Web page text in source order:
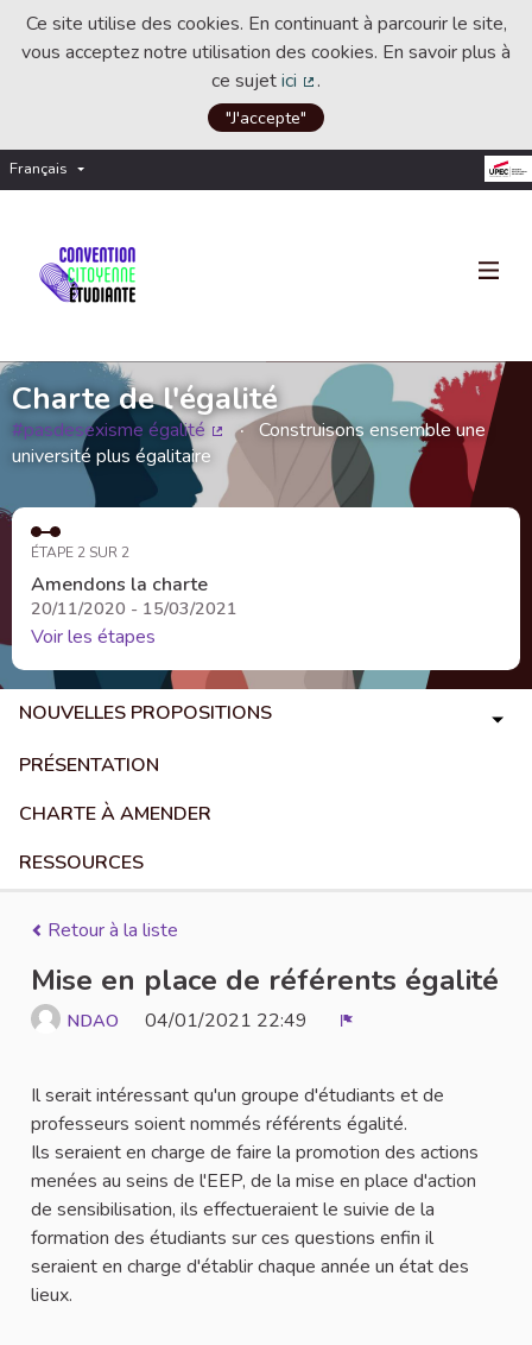
Ce site utilise des cookies. En continuant à parcourir le site,
vous acceptez notre utilisation des cookies. En savoir plus à
ce sujetici
(Lien externe)
.
"J'accepte"
Français Choisir la langue
Charte de l'égalité
#pasdesexisme égalité
(Lien externe)
Construisons ensemble une
université plus égalitaire
ÉTAPE 2 SUR 2
Amendons la charte
20/11/2020 - 15/03/2021
Voir les étapes
NOUVELLES PROPOSITIONS
PRÉSENTATION
CHARTE À AMENDER
RESSOURCES
Retour à la liste
Mise en place de référents égalité
NDAO 04/01/2021 22:49
Il serait intéressant qu'un groupe d'étudiants et de
professeurs soient nommés référents égalité.
Ils seraient en charge de faire la promotion des actions
menées au seins de l'EEP, de la mise en place d'action
de sensibilisation, ils effectueraient le suivie de la
formation des étudiants sur ces questions enfin il
seraient en charge d'établir chaque année un état des
lieux.